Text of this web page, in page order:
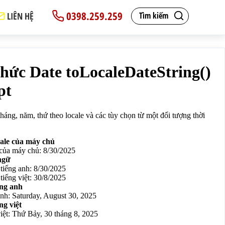
Tìm kiếm
0398.259.259
LIÊN HỆ
30/9/2025